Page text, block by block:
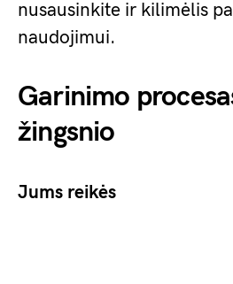
nusausinkite ir kilimėlis
naudojimui.
Garinimo
žingsnio
Jums reikės